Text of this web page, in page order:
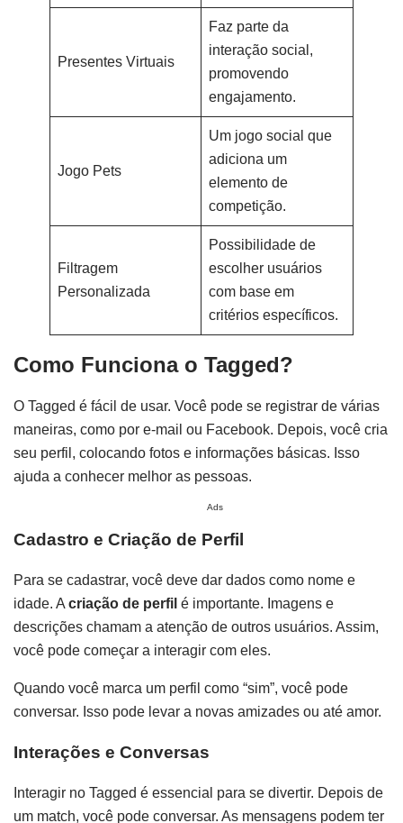
Presentes Virtuais
Faz parte da
interação social,
promovendo
engajamento.
Jogo Pets
Um jogo social que
adiciona um
elemento de
competição.
Filtragem
Personalizada
Possibilidade de
escolher usuários
com base em
critérios específicos.
Como Funciona o Tagged?
O Tagged é fácil de usar. Você pode se registrar de várias
maneiras, como por e-mail ou Facebook. Depois, você cria
seu perfil, colocando fotos e informações básicas. Isso
ajuda a conhecer melhor as pessoas.
Ads
Cadastro e Criação de Perfil
Para se cadastrar, você deve dar dados como nome e
idade. A criação de perfil é importante. Imagens e
descrições chamam a atenção de outros usuários. Assim,
você pode começar a interagir com eles.
Quando você marca um perfil como “sim”, você pode
conversar. Isso pode levar a novas amizades ou até amor.
Interações e Conversas
Interagir no Tagged é essencial para se divertir. Depois de
um match, você pode conversar. As mensagens podem ter